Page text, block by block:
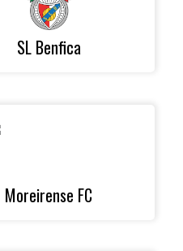
SL Benfica
Moreirense FC